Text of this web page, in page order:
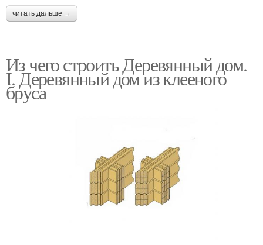
читать дальше →
Из чего строить Деревянный дом.
I. Деревянный дом из клееного
бруса